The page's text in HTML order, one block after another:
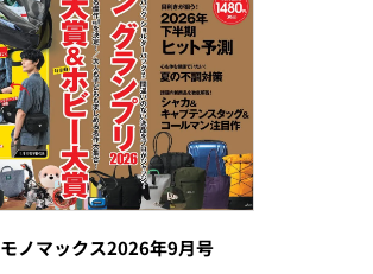
モノマックス2026年9月号